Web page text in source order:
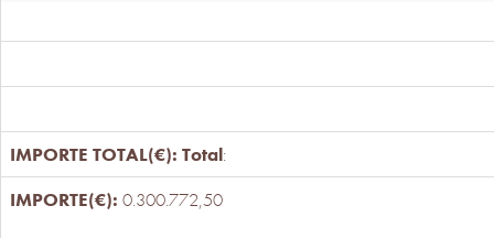
Total:
0.300.772,50